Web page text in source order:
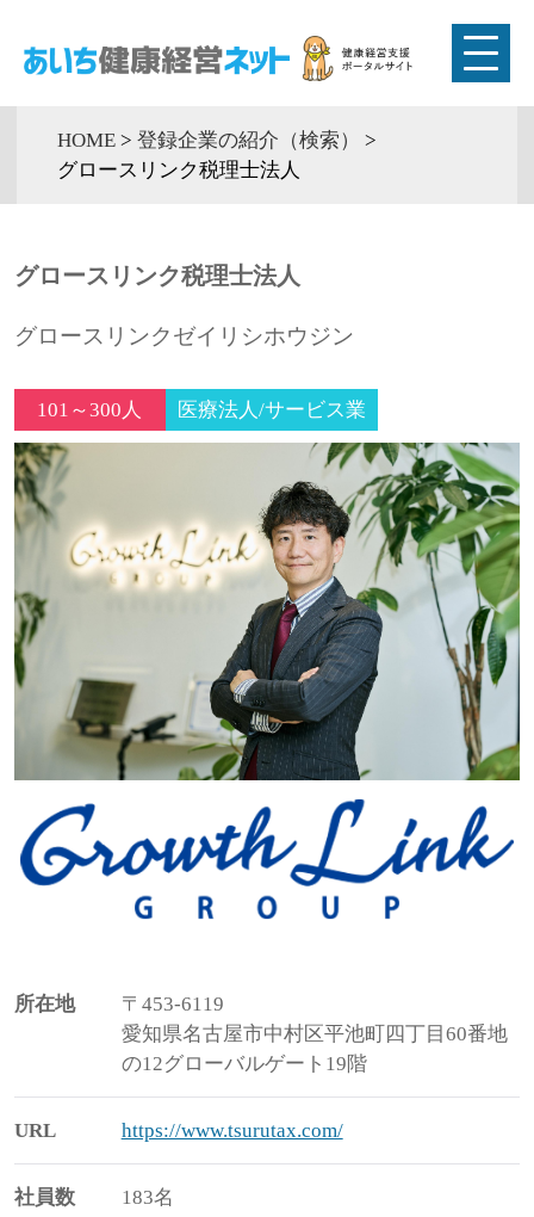
HOME > 登録企業の紹介（検索）
>
グロースリンク税理士法人
グロースリンク税理士法人
グロースリンクゼイリシホウジン
101～300人 医療法人/サービス業
所在地
〒453-6119
愛知県名古屋市中村区平池町四丁目60番地
の12グローバルゲート19階
URL https://www.tsurutax.com/
社員数 183名